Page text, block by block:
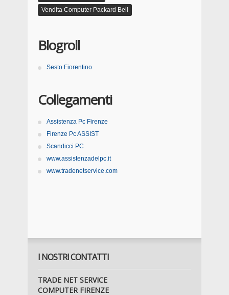
Vendita Computer Packard Bell
Blogroll
Sesto Fiorentino
Collegamenti
Assistenza Pc Firenze
Firenze Pc ASSIST
Scandicci PC
www.assistenzadelpc.it
www.tradenetservice.com
I NOSTRI CONTATTI
TRADE NET SERVICE
COMPUTER FIRENZE